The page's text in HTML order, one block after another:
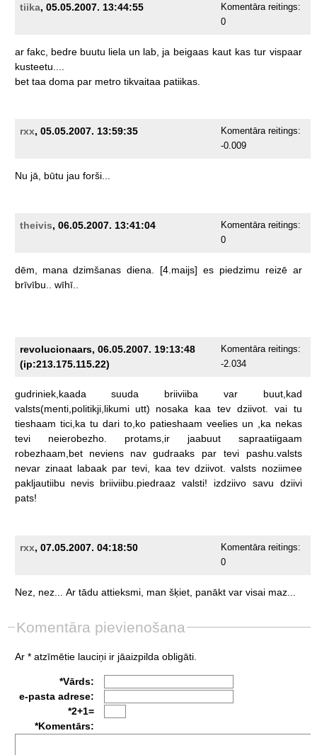
tiika, 05.05.2007. 13:44:55
Komentāra reitings:
0
ar fakc, bedre buutu liela un lab, ja beigaas kaut kas tur vispaar
kusteetu....
bet taa doma par metro tikvaitaa patiikas.
rxx, 05.05.2007. 13:59:35
Komentāra reitings:
-0.009
Nu jā, būtu jau forši...
theivis, 06.05.2007. 13:41:04
Komentāra reitings:
0
dēm, mana dzimšanas diena. [4.maijs] es piedzimu reizē ar
brīvību..
wīhī..
revolucionaars, 06.05.2007. 19:13:48
(ip:213.175.115.22)
Komentāra reitings:
-2.034
gudriniek,kaada suuda briiviiba var
buut,kad
valsts(menti,politikji,likumi utt) nosaka kaa tev dziivot. vai tu
tieshaam tici,ka tu dari to,ko patieshaam veelies un ,ka nekas
tevi
neierobezho. protams,ir jaabuut
sapraatiigaam
robezhaam,bet
neviens nav gudraaks par tevi
pashu.valsts
nevar zinaat labaak par tevi, kaa tev dziivot. valsts noziimee
pakljautiibu
nevis briiviibu.piedraaz valsti! izdziivo savu
dziivi
pats!
rxx, 07.05.2007. 04:18:50
Komentāra reitings:
0
Nez, nez... Ar tādu attieksmi, man šķiet, panākt var visai maz...
Komentāra pievienošana
Ar * atzīmētie lauciņi ir jāaizpilda obligāti.
*Vārds:
e-pasta adrese:
*2+1=
*Komentārs: